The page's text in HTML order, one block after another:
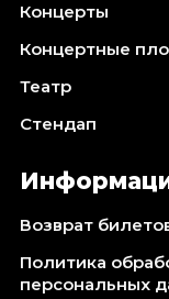
Октябрь 2026
Ноябрь 2026
Январь 2027
Концерты
Концертные
Театр
Стендап
Возврат
Политика
персональных